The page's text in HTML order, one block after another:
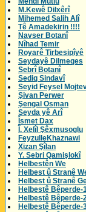
M.Kewê Dilxêrî
Mihemed Salih Alî
Tê Amadekirin !!!!
Navser Botanî
Nîhad Temir
Royarê Tirbesipîyê
Seydayê Dilmeqes
Sebrî Botanî
Sediq Sindavî
Seyid Feysel
Şivan Perwer
Şengal Osman
Seyda yê Arî
Îsmet Dax
Î. Xelîl Şêxmusoglu
FeyzulleKhaznawi
Xizan Şîlan
Y. Sebri Qamişlokî
Helbestên We
Helbest û Stranê
Helbest û Stranê
Helbestê Bêperde-
Helbestê Bêperde-
Helbestê Bêperde-